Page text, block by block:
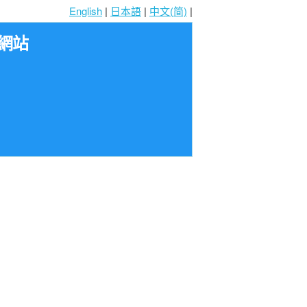
English | 日本語 | 中文(简) |
站